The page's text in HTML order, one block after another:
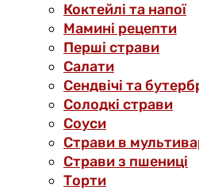
Коктейлі та напої
Мамині рецепти
Перші страви
Салати
Сендвічі та
Солодкі страви
Соуси
Страви в
Страви з пшениці
Торти